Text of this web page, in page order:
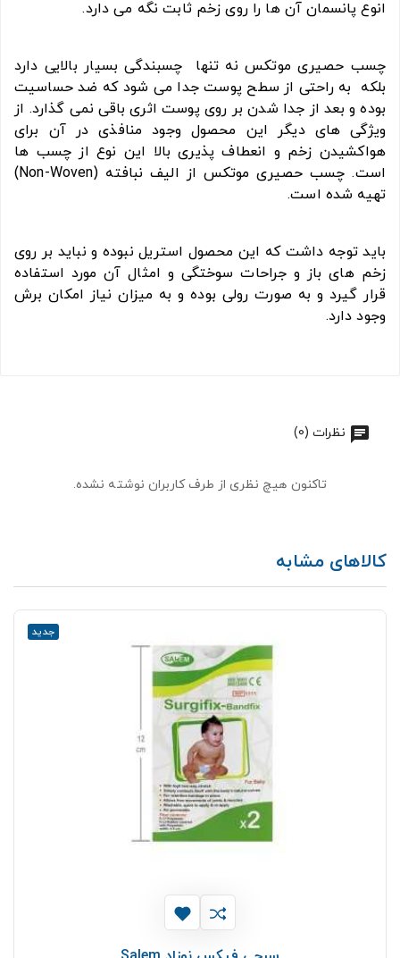
انوع پانسمان آن ها را روی زخم ثابت نگه می دارد.
چسب حصیری موتکس نه تنها چسبندگی بسیار بالایی دارد
بلکه به راحتی از سطح پوست جدا می شود که ضد حساسیت
بوده و بعد از جدا شدن بر روی پوست اثری باقی نمی گذارد. از
ویژگی های دیگر این محصول وجود منافذی در آن برای
هواکشیدن زخم و انعطاف پذیری بالا این نوع از چسب ها
است. چسب حصیری موتکس از الیف نبافته (Non-Woven)
تهیه شده است.
باید توجه داشت که این محصول استریل نبوده و نباید بر روی
زخم های باز و جراحات سوختگی و امثال آن مورد استفاده
قرار گیرد و به صورت رولی بوده و به میزان نیاز امکان برش
وجود دارد.
نظرات (0)
تاکنون هیچ نظری از طرف کاربران نوشته نشده.
کالاهای مشابه
جدید